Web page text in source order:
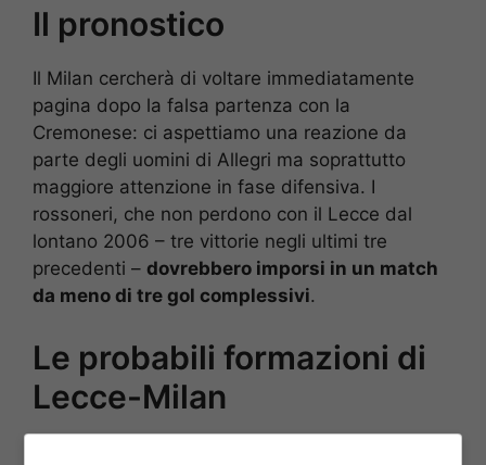
Il pronostico
Il Milan cercherà di voltare immediatamente
pagina dopo la falsa partenza con la
Cremonese: ci aspettiamo una reazione da
parte degli uomini di Allegri ma soprattutto
maggiore attenzione in fase difensiva. I
rossoneri, che non perdono con il Lecce dal
lontano 2006 – tre vittorie negli ultimi tre
precedenti – dovrebbero imporsi in un match
da meno di tre gol complessivi.
Le probabili formazioni di
Lecce-Milan